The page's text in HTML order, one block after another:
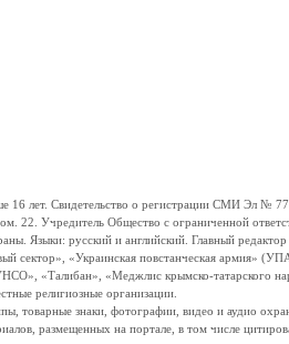
лет. Свидетельство о регистрации СМИ Эл №
22. Учредитель Общество с ограниченной
Языки: русский и английский. Главный
сектор», «Украинская повстанческая
«Талибан», «Меджлис крымско-татарского
религиозные организации.
товарные знаки, фотографии, видео и аудио
размещенных на портале, в том числе